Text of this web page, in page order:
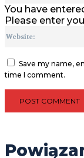
You have
Please enter
Save my name,
time I comment.